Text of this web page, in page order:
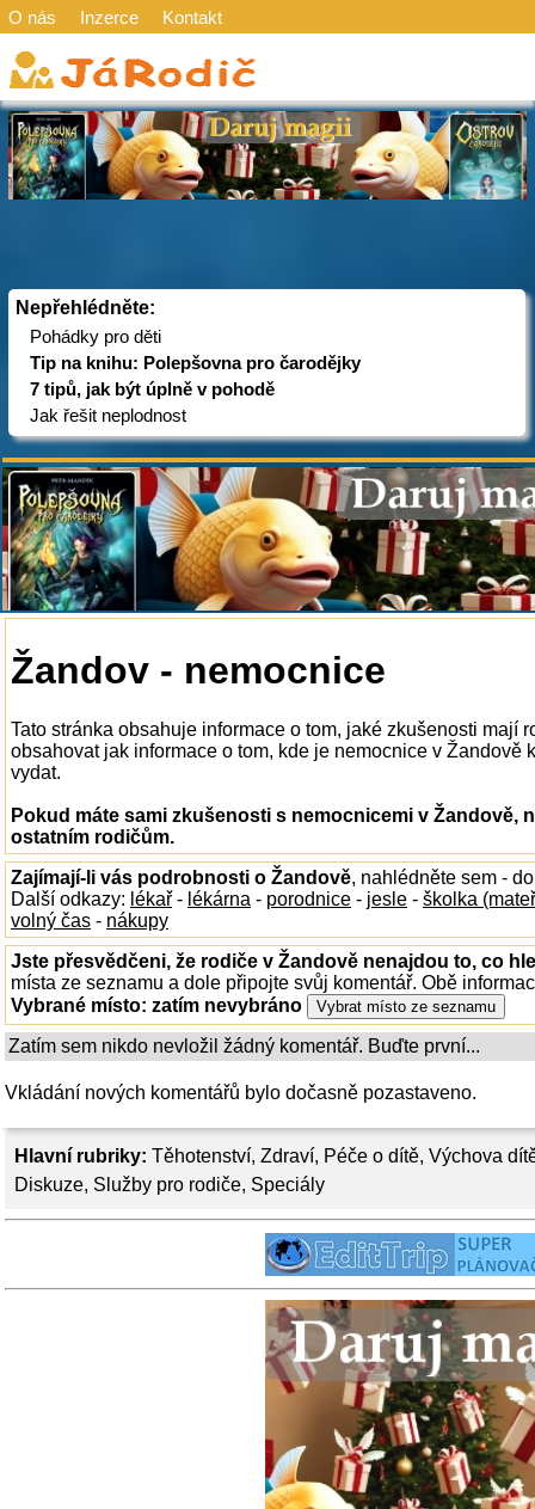
O nás Inzerce Kontakt
Nepřehlédněte:
Pohádky pro děti
Tip na knihu: Polepšovna pro čarodějky
7 tipů, jak být úplně v pohodě
Jak řešit neplodnost
Hlavní rubriky: Těhotenství, Zdraví, Péče o dítě, Výchova
Diskuze, Služby pro rodiče, Speciály
Žandov - nemocnice
Tato stránka obsahuje informace o tom, jaké zkušenosti mají
obsahovat jak informace o tom, kde je nemocnice v Žandově
vydat.
Pokud máte sami zkušenosti s nemocnicemi v Žandově,
ostatním rodičům.
Zajímají-li vás podrobnosti o Žandově, nahlédněte sem -
Další odkazy: lékař - lékárna - porodnice - jesle - školka
volný čas - nákupy
Jste přesvědčeni, že rodiče v Žandově nenajdou to, co
místa ze seznamu a dole připojte svůj komentář. Obě
Vybrané místo: zatím nevybráno
Zatím sem nikdo nevložil žádný komentář. Buďte první...
Vkládání nových komentářů bylo dočasně pozastaveno.